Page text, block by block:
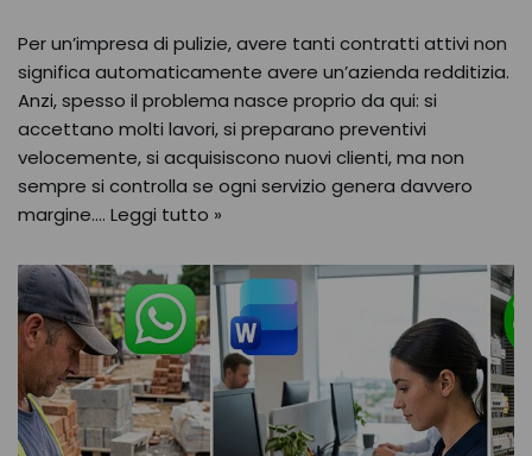
Per un’impresa di pulizie, avere tanti contratti attivi non
significa automaticamente avere un’azienda redditizia.
Anzi, spesso il problema nasce proprio da qui: si
accettano molti lavori, si preparano preventivi
velocemente, si acquisiscono nuovi clienti, ma non
sempre si controlla se ogni servizio genera davvero
margine.… Leggi tutto »